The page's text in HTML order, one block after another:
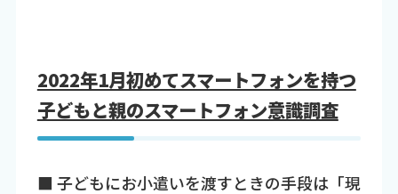
2022年1月初めてスマートフォンを持つ
子どもと親のスマートフォン意識調査
■ 子どもにお小遣いを渡すときの手段は「現